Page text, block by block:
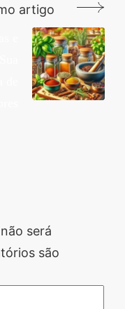
artigo
será
são